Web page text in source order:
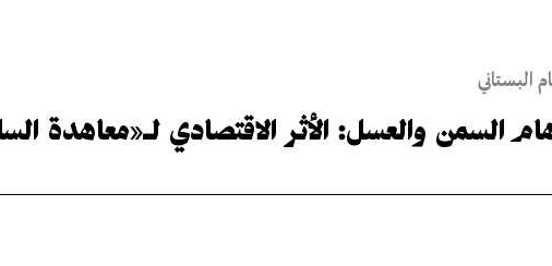
البستاني
السمن والعسل: الأثر الاقتصادي لـ«معاهدة